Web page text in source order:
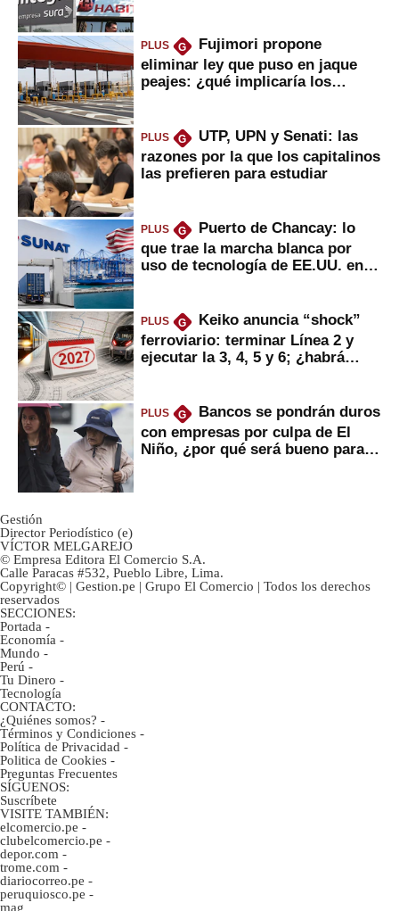
PLUS G
Fujimori propone
eliminar ley que puso en jaque
peajes: ¿qué implicaría los
PLUS G
UTP, UPN y Senati: las
razones por la que los capitalinos
las prefieren para estudiar
PLUS G
Puerto de Chancay: lo
que trae la marcha blanca por
uso de tecnología de EE.UU. en
PLUS G
Keiko anuncia “shock”
ferroviario: terminar Línea 2 y
ejecutar la 3, 4, 5 y 6; ¿habrá
PLUS G
Bancos se pondrán duros
con empresas por culpa de El
Niño, ¿por qué será bueno para
Gestión
Director Periodístico (e)
VÍCTOR MELGAREJO
© Empresa Editora El Comercio S.A.
Calle Paracas #532, Pueblo Libre, Lima.
Copyright© | Gestion.pe | Grupo El Comercio | Todos los derechos
reservados
SECCIONES:
Portada -
Economía -
Mundo -
Perú -
Tu Dinero -
Tecnología
CONTACTO:
¿Quiénes somos? -
Términos y Condiciones -
Política de Privacidad -
Politica de Cookies -
Preguntas Frecuentes
SÍGUENOS:
Suscríbete
VISITE TAMBIÉN:
elcomercio.pe -
clubelcomercio.pe -
depor.com -
trome.com -
diariocorreo.pe -
peruquiosco.pe -
mag